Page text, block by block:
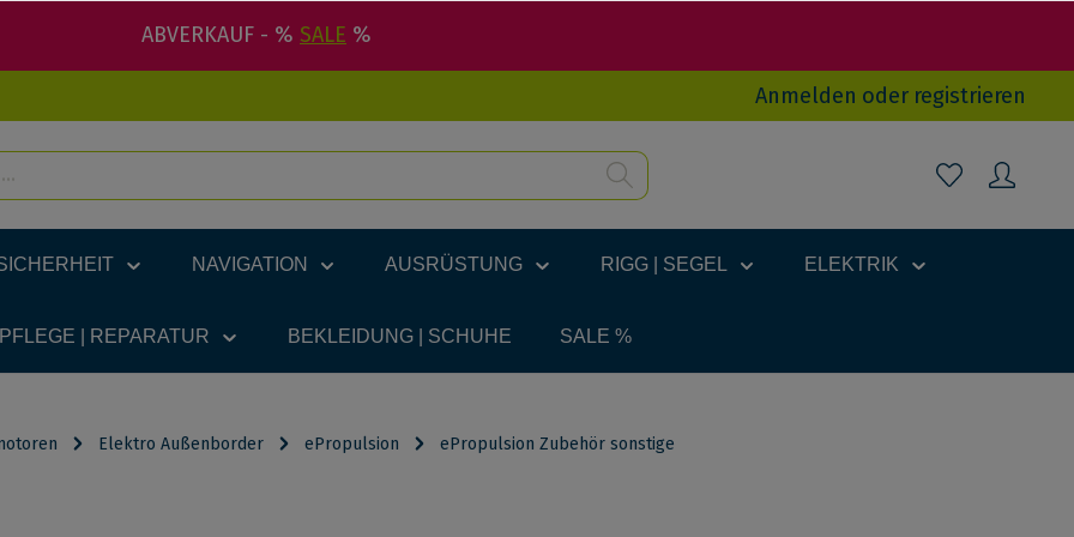
ABVERKAUF - % SALE %
Anmelden oder registrieren
NAVIGATION AUSRÜSTUNG RIGG | SEGEL ELEKTRIK
| REPARATUR BEKLEIDUNG | SCHUHE SALE %
Elektro Außenborder ePropulsion ePropulsion Zubehör sonstige